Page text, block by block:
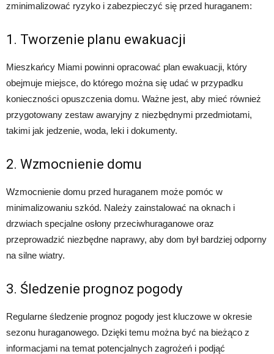
zminimalizować ryzyko i zabezpieczyć się przed huraganem:
1. Tworzenie planu ewakuacji
Mieszkańcy Miami powinni opracować plan ewakuacji, który
obejmuje miejsce, do którego można się udać w przypadku
konieczności opuszczenia domu. Ważne jest, aby mieć również
przygotowany zestaw awaryjny z niezbędnymi przedmiotami,
takimi jak jedzenie, woda, leki i dokumenty.
2. Wzmocnienie domu
Wzmocnienie domu przed huraganem może pomóc w
minimalizowaniu szkód. Należy zainstalować na oknach i
drzwiach specjalne osłony przeciwhuraganowe oraz
przeprowadzić niezbędne naprawy, aby dom był bardziej odporny
na silne wiatry.
3. Śledzenie prognoz pogody
Regularne śledzenie prognoz pogody jest kluczowe w okresie
sezonu huraganowego. Dzięki temu można być na bieżąco z
informacjami na temat potencjalnych zagrożeń i podjąć